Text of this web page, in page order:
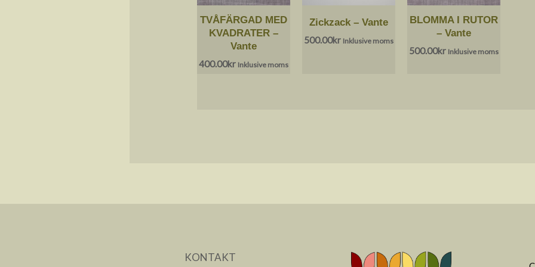
TVÅFÄRGAD MED
KVADRATER –
Vante
400.00kr Inklusive moms
Zickzack – Vante
500.00kr Inklusive moms
BLOMMA I RUTOR
– Vante
500.00kr Inklusive moms
KONTAKT